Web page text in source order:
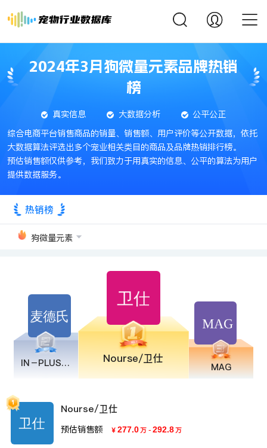
2024年3月狗微量元素品牌热销
榜
真实信息 大数据分析
公平公正
综合电商平台销售商品的销量、销售额、用户评价等公开数据，依托
大数据算法评选出多个宠业相关类目的商品及品牌热销排行榜。
预估销售额仅供参考，我们致力于用真实的信息、公平的算法为用户
提供数据服务。
热销榜
狗微量元素
IN－PLUS/麦德氏 Nourse/卫仕
MAG
Nourse/卫仕
预估销售额 ￥ 277.0万 - 292.8万